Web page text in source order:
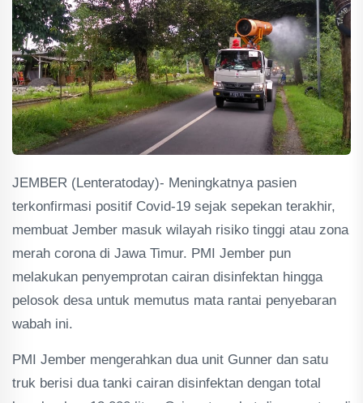
JEMBER (Lenteratoday)- Meningkatnya pasien
terkonfirmasi positif Covid-19 sejak sepekan terakhir,
membuat Jember masuk wilayah risiko tinggi atau zona
merah corona di Jawa Timur. PMI Jember pun
melakukan penyemprotan cairan disinfektan hingga
pelosok desa untuk memutus mata rantai penyebaran
wabah ini.
PMI Jember mengerahkan dua unit Gunner dan satu
truk berisi dua tanki cairan disinfektan dengan total